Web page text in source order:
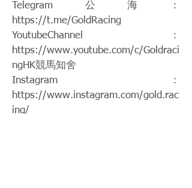
Telegram公海：
https://t.me/GoldRacing
YoutubeChannel：
https://www.youtube.com/c/Goldraci
ngHK競馬知舍
Instagram：
https://www.instagram.com/gold.rac
ing/